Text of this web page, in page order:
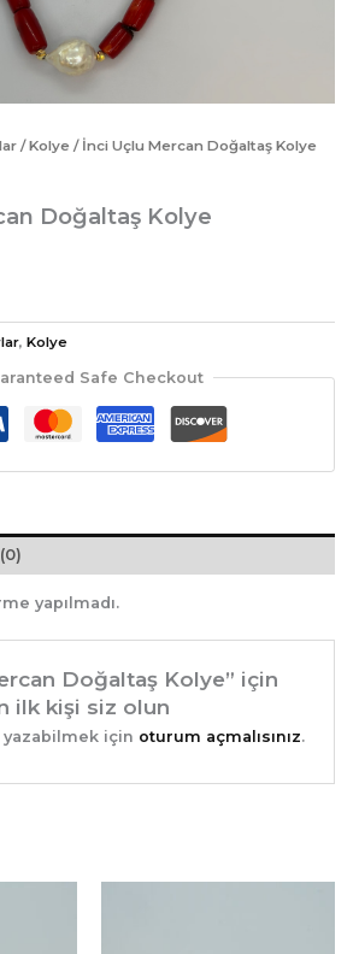
/Kolye / İnci Uçlu Mercan Doğaltaş Kolye
Doğaltaş Kolye
, Kolye
Safe Checkout
yapılmadı.
Doğaltaş Kolye” için
ilk kişi siz olun
için oturum açmalısınız.